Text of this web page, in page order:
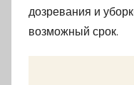
дозревания и
возможный срок.